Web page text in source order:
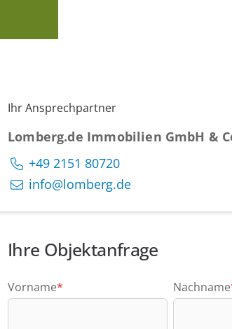
Ihr Ansprechpartner
Lomberg.de Immobilien GmbH &
+49 2151 80720
info@lomberg.de
Ihre Objektanfrage
Vorname* Nachname